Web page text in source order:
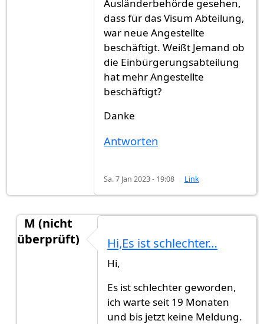
Äusländerbehörde gesehen,
dass für das Visum Abteilung,
war neue Angestellte
beschäftigt. Weißt Jemand ob
die Einbürgerungsabteilung
hat mehr Angestellte
beschäftigt?
Danke
Antworten
Sa. 7 Jan 2023 - 19:08 Link
M (nicht
überprüft)
HalloGibt es jemand jetz…von
Hi,Es ist schlechter…
Hi,
Es ist schlechter geworden,
ich warte seit 19 Monaten
und bis jetzt keine Meldung.